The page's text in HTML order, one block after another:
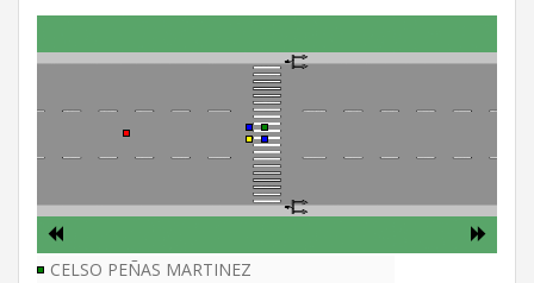
CELSO PEÑAS MARTINEZ